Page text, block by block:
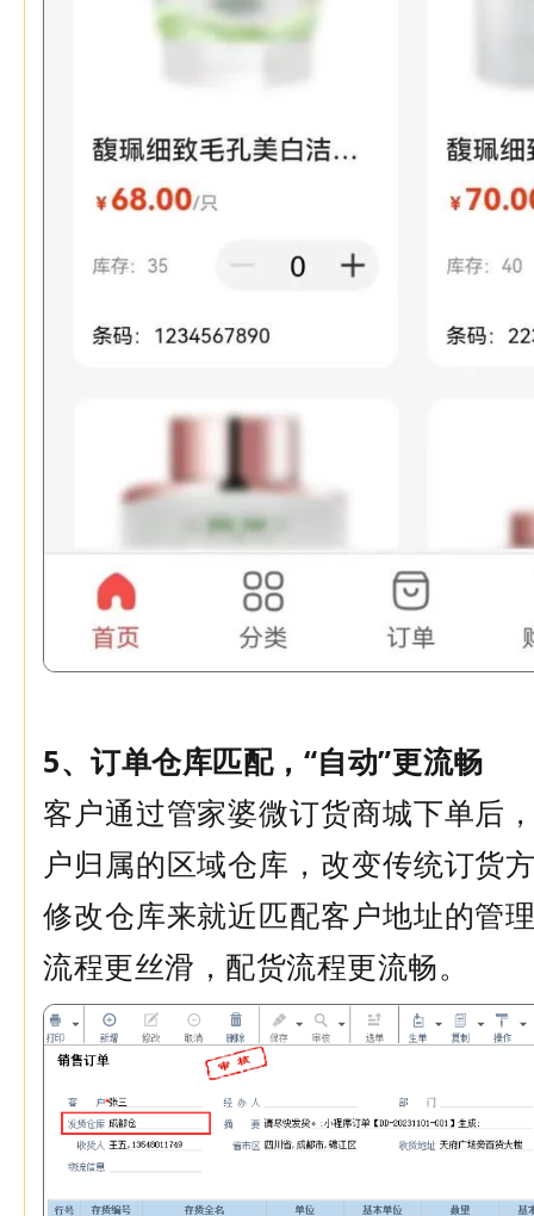
5、订单仓库匹配，“自动”更流畅
客户通过管家婆微订货商城下单后
户归属的区域仓库，改变传统订货
修改仓库来就近匹配客户地址的管
流程更丝滑，配货流程更流畅。